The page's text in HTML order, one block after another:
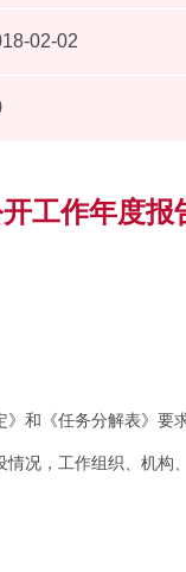
02-02
工作年度报
和《任务分解表》要
况，工作组织、机构